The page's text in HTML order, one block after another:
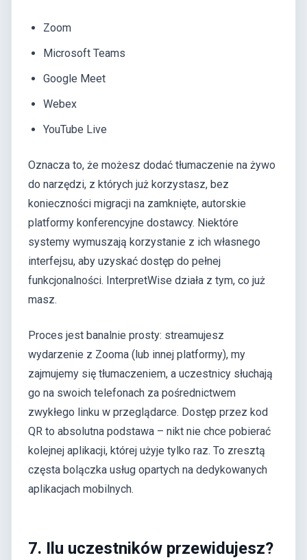
Zoom
Microsoft Teams
Google Meet
Webex
YouTube Live
Oznacza to, że możesz dodać tłumaczenie na żywo
do narzędzi, z których już korzystasz, bez
konieczności migracji na zamknięte, autorskie
platformy konferencyjne dostawcy. Niektóre
systemy wymuszają korzystanie z ich własnego
interfejsu, aby uzyskać dostęp do pełnej
funkcjonalności. InterpretWise działa z tym, co już
masz.
Proces jest banalnie prosty: streamujesz
wydarzenie z Zooma (lub innej platformy), my
zajmujemy się tłumaczeniem, a uczestnicy słuchają
go na swoich telefonach za pośrednictwem
zwykłego linku w przeglądarce. Dostęp przez kod
QR to absolutna podstawa – nikt nie chce pobierać
kolejnej aplikacji, której użyje tylko raz. To zresztą
częsta bolączka usług opartych na dedykowanych
aplikacjach mobilnych.
7. Ilu uczestników przewidujesz?